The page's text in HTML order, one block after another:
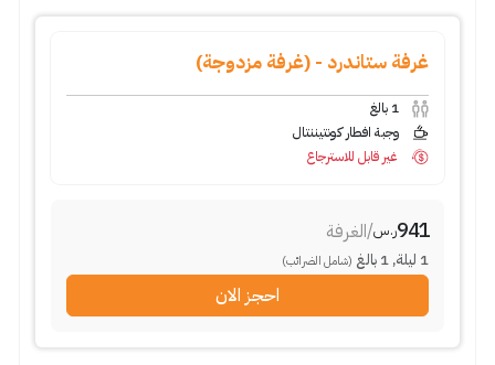
غرفة ستاندرد - (غرفة مزدوجة)
1 بالغ
وجبة افطار كونتيننتال
غير قابل للاسترجاع
941ر.س/الغرفة
1 ليلة,
1 بالغ (شامل الضرائب)
احجز الان